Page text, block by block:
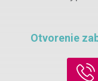
Otvorenie